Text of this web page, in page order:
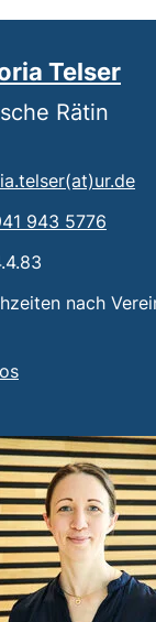
Telser
Rätin
Adresse:
943 5776
Informationen:
nach
von
Dr. Victoria Telser
(externer Link,